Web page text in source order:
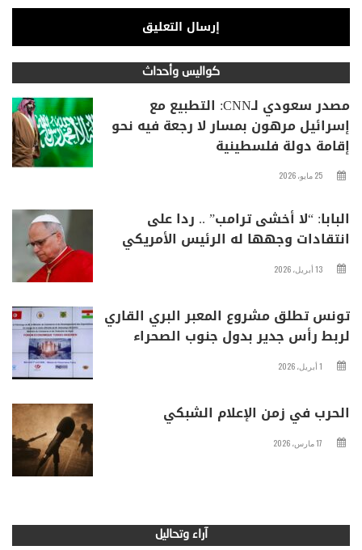
كواليس وأحداث
مصدر سعودي لـCNN: التطبيع مع
إسرائيل مرهون بمسار لا رجعة فيه نحو
إقامة دولة فلسطينية
25 مايو، 2026
البابا: “لا أخشى ترامب” .. ردا على
انتقادات وجهها له الرئيس الأمريكي
13 أبريل، 2026
تونس تطلق مشروع المعبر البري القاري
لربط رأس جدير بدول جنوب الصحراء
1 أبريل، 2026
الحرب في زمن الإعلام الشبكي
17 مارس، 2026
آراء وتحاليل